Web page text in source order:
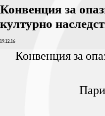
Конвенция за
културно
19.12.16
Конвенция за